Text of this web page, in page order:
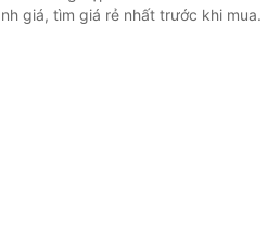
giá, tìm giá rẻ nhất trước khi mua.